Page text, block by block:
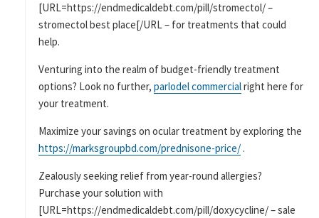
[URL=https://endmedicaldebt.com/pill/stromectol/ –
stromectol best place[/URL – for treatments that could
help.
Venturing into the realm of budget-friendly treatment
options? Look no further, parlodel commercialright here for
your treatment.
Maximize your savings on ocular treatment by exploring the
https://marksgroupbd.com/prednisone-price/ .
Zealously seeking relief from year-round allergies?
Purchase your solution with
[URL=https://endmedicaldebt.com/pill/doxycycline/ – sale